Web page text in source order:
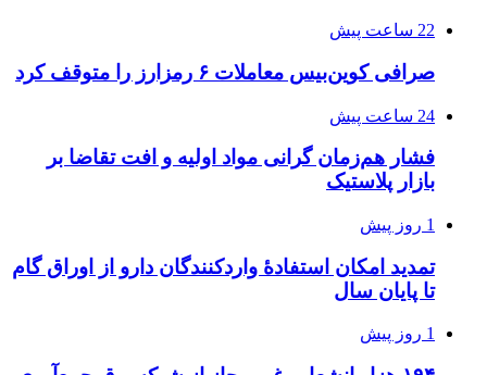
22 ساعت پیش
صرافی کوین‌بیس معاملات ۶ رمزارز را متوقف کرد
24 ساعت پیش
فشار هم‌زمان گرانی مواد اولیه و افت تقاضا بر
بازار پلاستیک
1 روز پیش
تمدید امکان استفادۀ واردکنندگان دارو از اوراق گام
تا پایان سال
1 روز پیش